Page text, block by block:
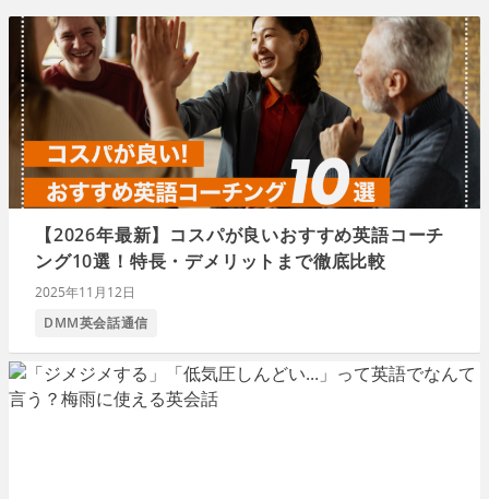
【2026年最新】コスパが良いおすすめ英語コーチ
ング10選！特長・デメリットまで徹底比較
2025年11月12日
DMM英会話通信